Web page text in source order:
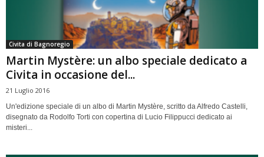
Civita di Bagnoregio
Martin Mystère: un albo speciale dedicato a
Civita in occasione del...
21 Luglio 2016
Un'edizione speciale di un albo di Martin Mystère, scritto da Alfredo Castelli,
disegnato da Rodolfo Torti con copertina di Lucio Filippucci dedicato ai
misteri...